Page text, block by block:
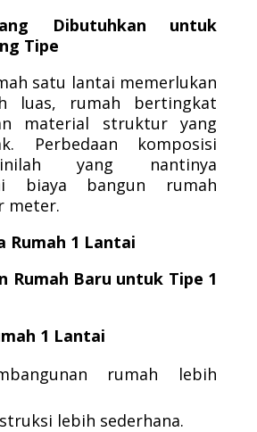
Dibutuhkan untuk
Tipe
satu lantai memerlukan
luas, rumah bertingkat
material struktur yang
Perbedaan komposisi
yang nantinya
biaya bangun rumah
meter.
Rumah 1 Lantai
Rumah Baru untuk Tipe 1
1 Lantai
rumah lebih
lebih sederhana.